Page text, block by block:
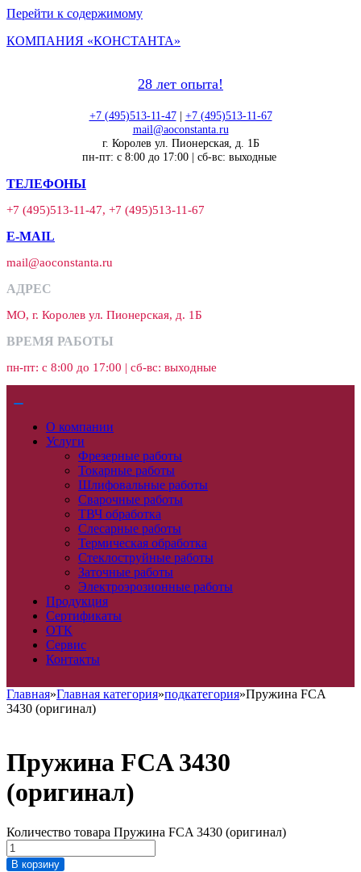
Перейти к содержимому
КОМПАНИЯ «КОНСТАНТА»
28 лет опыта!
+7 (495)513-11-47| +7 (495)513-11-67
mail@aoconstanta.ru
г. Королев ул. Пионерская, д. 1Б
пн-пт: с 8:00 до 17:00 | сб-вс: выходные
ТЕЛЕФОНЫ
+7 (495)513-11-47, +7 (495)513-11-67
E-MAIL
mail@aoconstanta.ru
АДРЕС
МО, г. Королев ул. Пионерская, д. 1Б
ВРЕМЯ РАБОТЫ
пн-пт: с 8:00 до 17:00 | сб-вс: выходные
О компании
Услуги
Фрезерные работы
Токарные работы
Шлифовальные работы
Сварочные работы
ТВЧ обработка
Слесарные работы
Термическая обработка
Стеклоструйные работы
Заточные работы
Электроэрозионные работы
Продукция
Сертификаты
ОТК
Сервис
Контакты
Главная»Главная категория»подкатегория»Пружина FCA
3430 (оригинал)
Пружина FCA 3430
(оригинал)
Количество товара Пружина FCA 3430 (оригинал)
В корзину